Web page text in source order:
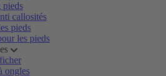
pieds
callosités
pieds
les pieds
ongles